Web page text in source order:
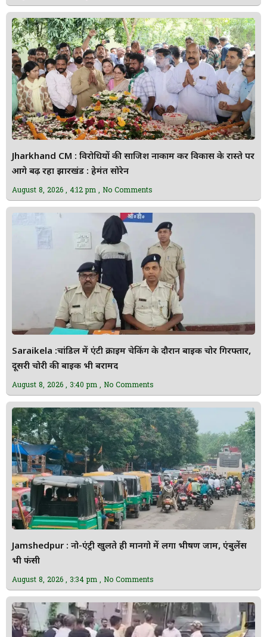
Jharkhand CM : विरोधियों की साजिश नाकाम कर विकास के रास्ते पर
आगे बढ़ रहा झारखंड : हेमंत सोरेन
August 8, 2026 4:12 pm No Comments
Saraikela :चांडिल में एंटी क्राइम चेकिंग के दौरान बाइक चोर गिरफ्तार,
दूसरी चोरी की बाइक भी बरामद
August 8, 2026 3:40 pm No Comments
Jamshedpur : नो-एंट्री खुलते ही मानगो में लगा भीषण जाम, एंबुलेंस
भी फंसी
August 8, 2026 3:34 pm No Comments